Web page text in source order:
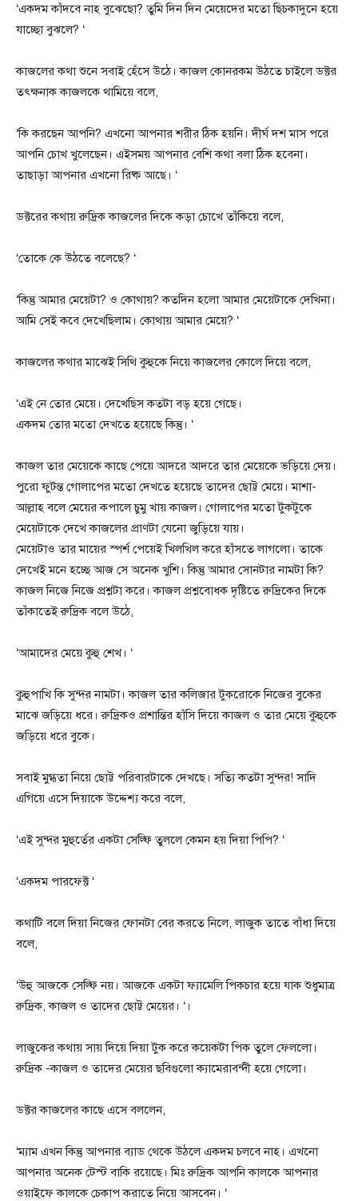
‘একদম কাঁদবে নাহ বুঝেছো? তুমি দিন দিন মেয়েদের মতো ছিচকাদুনে হয়ে
যাচ্ছো বুঝলে? ‘
কাজলের কথা শুনে সবাই হেঁসে উঠে। কাজল কোনরকম উঠতে চাইলে ডক্টর
তৎক্ষনাক কাজলকে থামিয়ে বলে,
‘কি করছেন আপনি? এখনো আপনার শরীর ঠিক হয়নি। দীর্ঘ দশ মাস পরে
আপনি চোখ খুলেছেন। এইসময় আপনার বেশি কথা বলা ঠিক হবেনা।
তাছাড়া আপনার এখনো রিষ্ক আছে। ‘
ডক্টরের কথায় রুদ্রিক কাজলের দিকে কড়া চোখে তাঁকিয়ে বলে,
‘তোকে কে উঠতে বলেছে? ‘
‘কিন্তু আমার মেয়েটা? ও কোথায়? কতদিন হলো আমার মেয়েটাকে দেখিনা।
আমি সেই কবে দেখেছিলাম। কোথায় আমার মেয়ে? ‘
কাজলের কথার মাঝেই সিথি কুহুকে নিয়ে কাজলের কোলে দিয়ে বলে,
‘এই নে তোর মেয়ে। দেখেছিস কতটা বড় হয়ে গেছে।
একদম তোর মতো দেখতে হয়েছে কিন্তু। ‘
কাজল তার মেয়েকে কাছে পেয়ে আদরে আদরে তার মেয়েকে ভড়িয়ে দেয়।
পুরো ফুটন্ত গোলাপের মতো দেখতে হয়েছে তাদের ছোট্ট মেয়ে। মাশা-
আল্লাহ বলে মেয়ের কপালে চুমু খায় কাজল। গোলাপের মতো টুকটুকে
মেয়েটাকে দেখে কাজলের প্রাণটা যেনো জুড়িয়ে যায়।
মেয়েটাও তার মায়ের স্পর্শ পেয়েই খিলখিল করে হাঁসতে লাগলো। তাকে
দেখেই মনে হচ্ছে আজ সে অনেক খুশি। কিন্তু আমার সোনটার নামটা কি?
কাজল নিজে নিজে প্রশ্নটা করে। কাজল প্রশ্নবোধক দৃষ্টিতে রুদ্রিকের দিকে
তাঁকাতেই রুদ্রিক বলে উঠে,
‘আমাদের মেয়ে কুহু শেখ। ‘
কুহুপাখি কি সুন্দর নামটা। কাজল তার কলিজার টুকরোকে নিজের বুকের
মাঝে জড়িয়ে ধরে। রুদ্রিকও প্রশান্তির হাঁসি দিয়ে কাজল ও তার মেয়ে কুহুকে
জড়িয়ে ধরে বুকে।
সবাই মুগ্ধতা নিয়ে ছোট্ট পরিবারটাকে দেখছে। সত্যি কতটা সুন্দর! সাদি
এগিয়ে এসে দিয়াকে উদ্দেশ্য করে বলে,
‘এই সুন্দর মুহুর্তের একটা সেল্ফি তুললে কেমন হয় দিয়া পিপি? ‘
‘একদম পারফেক্ট ‘
কথাটি বলে দিয়া নিজের ফোনটা বের করতে নিলে, লাজুক তাতে বাঁধা দিয়ে
বলে,
‘উহু আজকে সেল্ফি নয়। আজকে একটা ফ্যামেলি পিকচার হয়ে যাক শুধুমাত্র
রুদ্রিক, কাজল ও তাদের ছোট্ট মেয়ের। ‘।
লাজুকের কথায় সায় দিয়ে দিয়া টুক করে কয়েকটা পিক তুলে ফেললো।
রুদ্রিক -কাজল ও তাদের মেয়ের ছবিগুলো ক্যামেরাবন্দী হয়ে গেলো।
ডক্টর কাজলের কাছে এসে বললেন,
‘ম্যাম এখন কিন্তু আপনার ব্যাড থেকে উঠলে একদম চলবে নাহ। এখনো
আপনার অনেক টেস্ট বাকি রয়েছে। মিঃ রুদ্রিক আপনি কালকে আপনার
ওয়াইফে কালকে চেকাপ করাতে নিয়ে আসবেন। ‘